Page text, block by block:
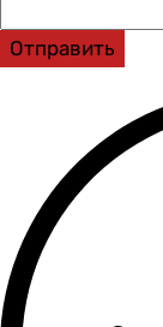
Отправить